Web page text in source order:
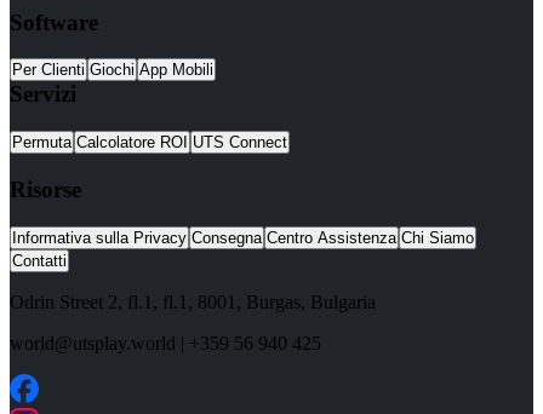
Software
Per Clienti Giochi App Mobili
Servizi
Permuta Calcolatore ROI UTS Connect
Risorse
Informativa sulla Privacy Consegna Centro Assistenza Chi Siamo
Contatti
Odrin Street 2, fl.1 , fl.1, 8001 , Burgas, Bulgaria
world@utsplay.world | +359 56 940 425